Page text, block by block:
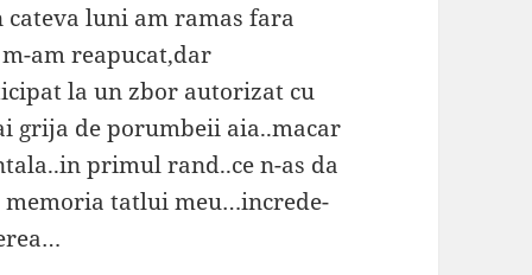
luni am ramas fara
am reapucat,dar
la un zbor autorizat cu
grija de porumbeii aia..macar
primul rand..ce n-as da
memoria tatlui meu…increde-